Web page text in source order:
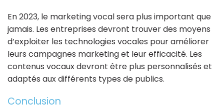
En 2023, le marketing vocal sera plus important que
jamais. Les entreprises devront trouver des moyens
d’exploiter les technologies vocales pour améliorer
leurs campagnes marketing et leur efficacité. Les
contenus vocaux devront être plus personnalisés et
adaptés aux différents types de publics.
Conclusion